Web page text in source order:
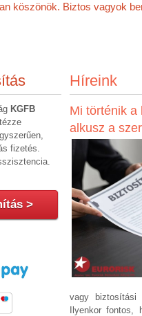
köszönök. Biztos vagyok
KGFB
fizetés.
>
Híreink
Mi történik a
alkusz a
vagy biztosítási
Ilyenkor fontos,